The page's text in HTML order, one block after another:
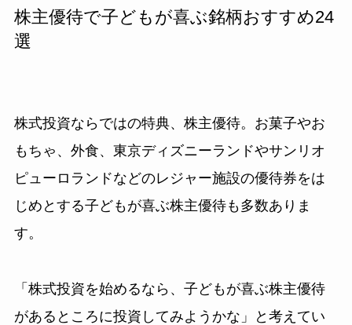
株主優待で子どもが喜ぶ銘柄おすすめ24
選
株式投資ならではの特典、株主優待。お菓子やお
もちゃ、外食、東京ディズニーランドやサンリオ
ピューロランドなどのレジャー施設の優待券をは
じめとする子どもが喜ぶ株主優待も多数ありま
す。
「株式投資を始めるなら、子どもが喜ぶ株主優待
があるところに投資してみようかな」と考えてい